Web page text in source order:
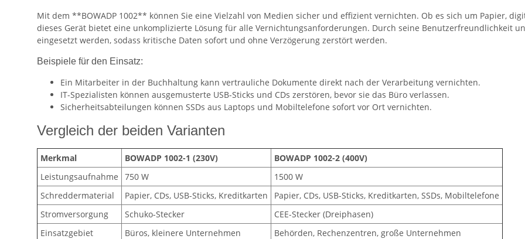
Mit dem **BOWADP 1002** können Sie eine Vielzahl von Medien sicher und effizient vernichten. Ob es sich um Papier,
dieses Gerät bietet eine unkomplizierte Lösung für alle Vernichtungsanforderungen. Durch seine Benutzerfreundlichkeit
eingesetzt werden, sodass kritische Daten sofort und ohne Verzögerung zerstört werden.
Beispiele für den Einsatz:
Ein Mitarbeiter in der Buchhaltung kann vertrauliche Dokumente direkt nach der Verarbeitung vernichten.
IT-Spezialisten können ausgemusterte USB-Sticks und CDs zerstören, bevor sie das Büro verlassen.
Sicherheitsabteilungen können SSDs aus Laptops und Mobiltelefone sofort vor Ort vernichten.
Vergleich der beiden Varianten
Merkmal BOWADP 1002-1 (230V)
BOWADP 1002-2 (400V)
Leistungsaufnahme
750 W
1500 W
Schreddermaterial
Papier, CDs, USB-Sticks, Kreditkarten
Papier, CDs, USB-Sticks, Kreditkarten, SSDs, Mobiltelefone
Stromversorgung
Schuko-Stecker
CEE-Stecker (Dreiphasen)
Einsatzgebiet
Büros, kleinere Unternehmen
Behörden, Rechenzentren, große Unternehmen